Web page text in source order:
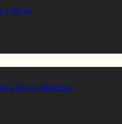
x 750 ml.
x 750 ml. Mendoza